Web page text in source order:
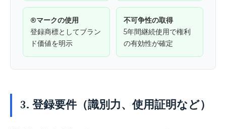
®マークの使用
登録商標としてブラン
ド価値を明示
不可争性の取得
5年間継続使用で権利
の有効性が確定
3. 登録要件（識別力、使用証明など）